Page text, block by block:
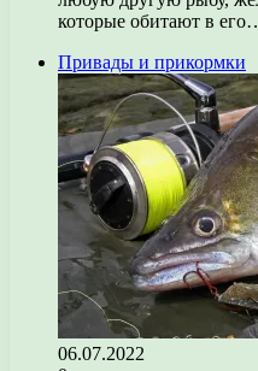
которые обитают в
Привады и прикормки
06.07.2022